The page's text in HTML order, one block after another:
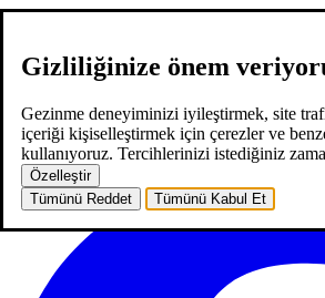
Gizliliğinize önem
Gezinme deneyiminizi iyileştirmek, site
içeriği kişiselleştirmek için çerezler ve
kullanıyoruz. Tercihlerinizi istediğiniz
Özelleştir
Tümünü Reddet
Tümünü Kabul Et
hakkımızdahizmetlerimizneler yaptık
EN
ana sayfahakkımızdahizmetlerimiz neler
iletişim